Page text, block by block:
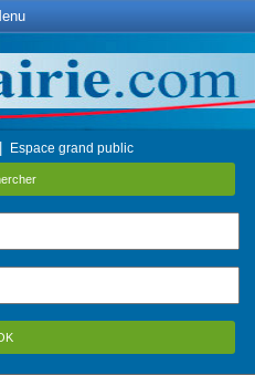
Espace grand public